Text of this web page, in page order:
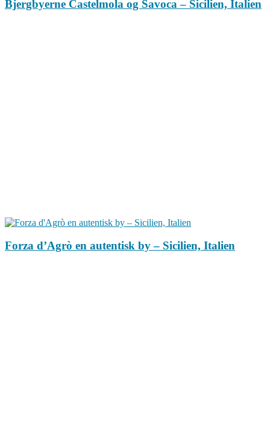
Bjergbyerne Castelmola og Savoca – Sicilien, Italien
Forza d’Agrò en autentisk by – Sicilien, Italien